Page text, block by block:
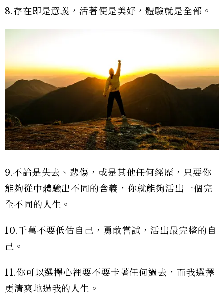
8.存在即是意義，活著便是美好，體驗就是全部。
9.不論是失去、悲傷，或是其他任何經歷，只要你
能夠從中體驗出不同的含義，你就能夠活出一個完
全不同的人生。
10.千萬不要低估自己，勇敢嘗試，活出最完整的自
己。
11.你可以選擇心裡要不要卡著任何過去，而我選擇
更清爽地過我的人生。